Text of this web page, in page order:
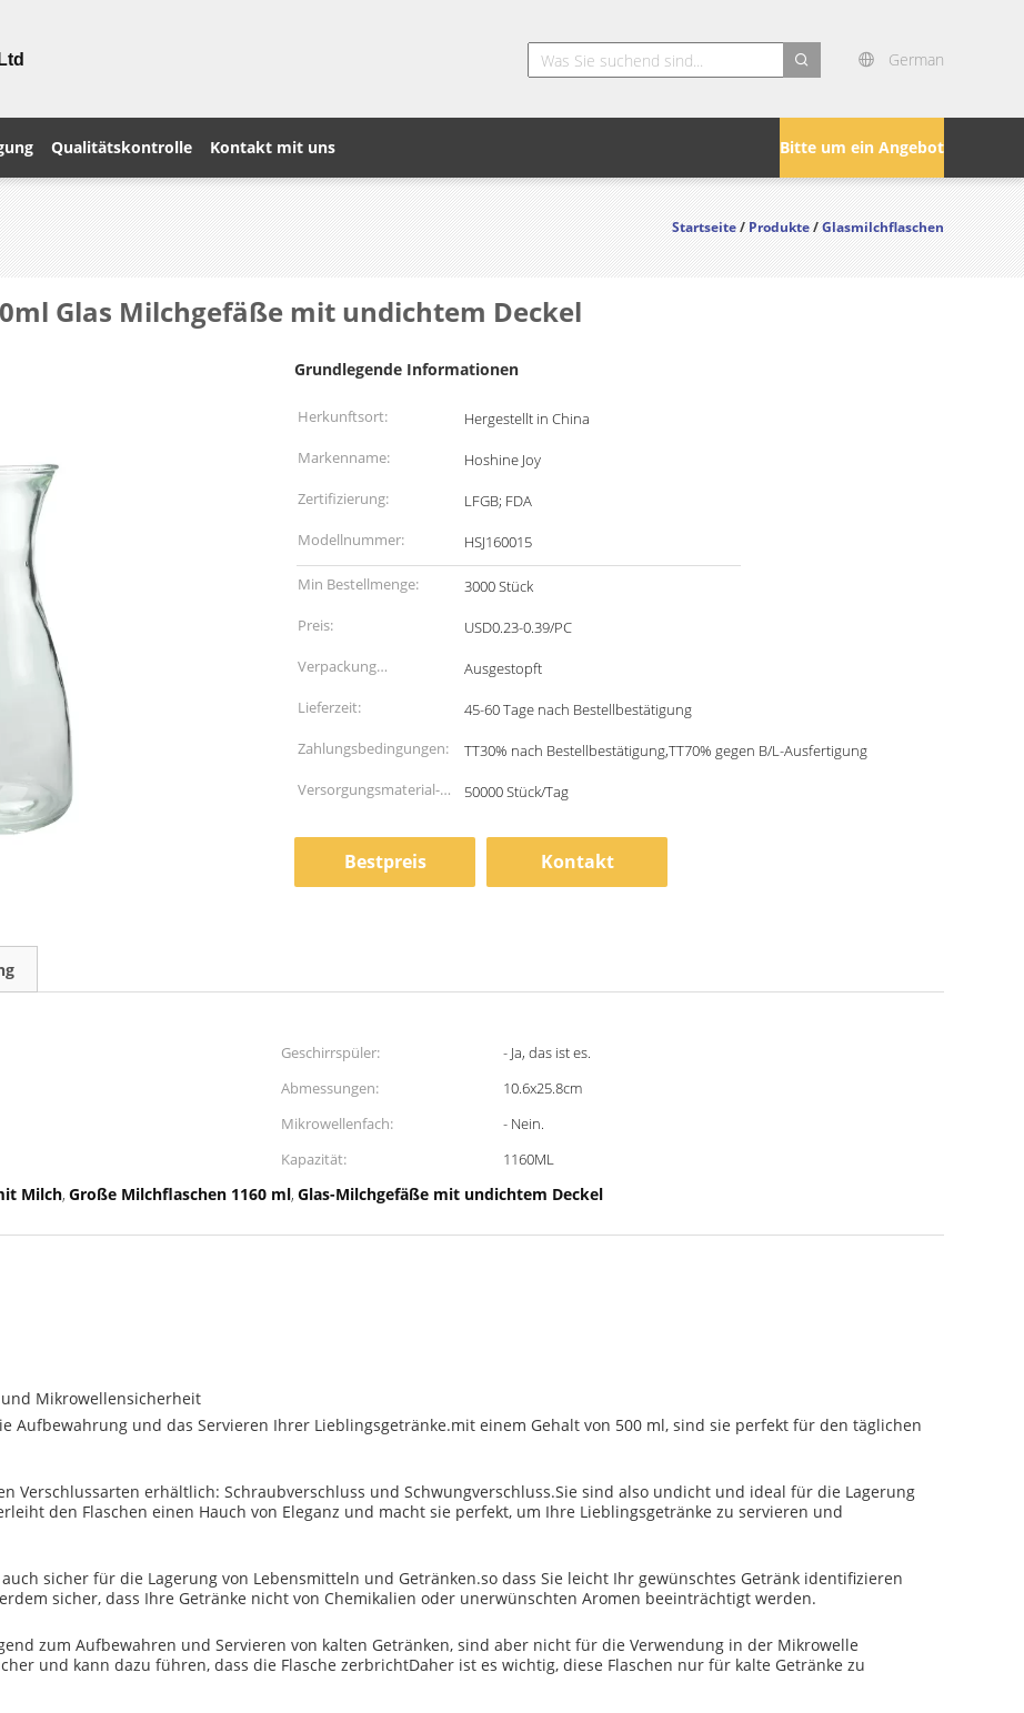
German
Bitte um ein Angebot
Qualitätskontrolle Kontakt mit uns
Startseite/Produkte/Glasmilchflaschen
Glas Milchgefäße mit undichtem Deckel
Grundlegende Informationen
Herkunftsort:
Hergestellt in China
Markenname:
Hoshine Joy
Zertifizierung:
LFGB; FDA
Modellnummer:
HSJ160015
Min Bestellmenge:
3000 Stück
Preis:
USD0.23-0.39/PC
Verpackung
Informationen:
Ausgestopft
Lieferzeit:
45-60 Tage nach Bestellbestätigung
Zahlungsbedingungen:
TT30% nach Bestellbestätigung,TT70% gegen B/L-Ausfertigung
Versorgungsmaterial-
50000 Stück/Tag
Bestpreis Kontakt
Geschirrspüler:
- Ja, das ist es.
Abmessungen:
10.6x25.8cm
Mikrowellenfach:
- Nein.
Kapazität:
1160ML
Milch, Große Milchflaschen 1160 ml, Glas-Milchgefäße mit undichtem Deckel
und Mikrowellensicherheit
Aufbewahrung und das Servieren Ihrer Lieblingsgetränke.mit einem Gehalt von 500 ml, sind sie perfekt für den täglichen
Verschlussarten erhältlich: Schraubverschluss und Schwungverschluss.Sie sind also undicht und ideal für die Lagerung
den Flaschen einen Hauch von Eleganz und macht sie perfekt, um Ihre Lieblingsgetränke zu servieren und
sicher für die Lagerung von Lebensmitteln und Getränken.so dass Sie leicht Ihr gewünschtes Getränk identifizieren
sicher, dass Ihre Getränke nicht von Chemikalien oder unerwünschten Aromen beeinträchtigt werden.
zum Aufbewahren und Servieren von kalten Getränken, sind aber nicht für die Verwendung in der Mikrowelle
und kann dazu führen, dass die Flasche zerbrichtDaher ist es wichtig, diese Flaschen nur für kalte Getränke zu